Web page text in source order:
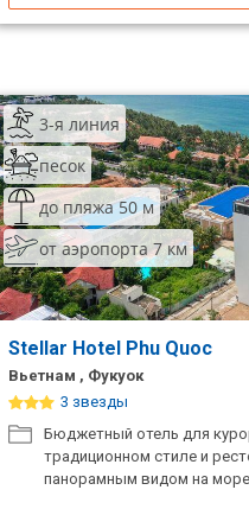
3-я линия
песок
до пляжа 50 м
от аэропорта 7 км
Stellar Hotel Phu Quoc
Вьетнам , Фукуок
3 звезды
Бюджетный отель для
традиционном стиле и
панорамным видом на